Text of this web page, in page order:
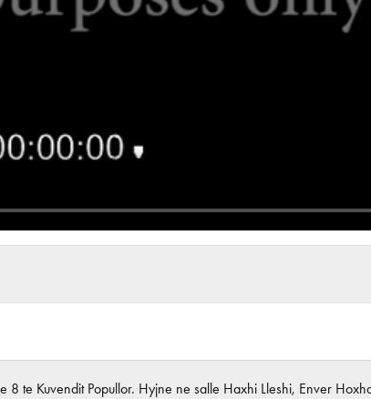
8 te Kuvendit Popullor. Hyjne ne salle Haxhi Lleshi, Enver